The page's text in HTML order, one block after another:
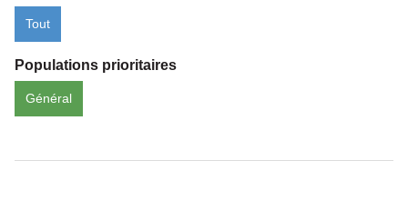
Tout
Populations prioritaires
Général